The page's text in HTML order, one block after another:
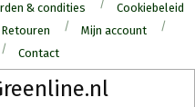
& condities
Cookiebeleid
Mijn account
Contact